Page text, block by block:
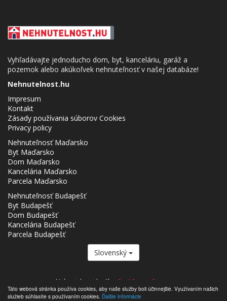
Táto webová stránka používa cookies, aby naše služby boli účinnejšie. Využívaním našich
služieb súhlasíte s používaním cookies. Ďalšie informácie
Vyhľadávajte jednoducho dom, byt, kanceláriu, garáž a
pozemok alebo akúkoľvek nehnuteľnosť v našej databáze!
Nehnutelnost.hu
Impresum
Kontakt
Zásady používania súborov Cookies
Privacy policy
Nehnuteľnosť Maďarsko
Byt Maďarsko
Dom Maďarsko
Kancelária Maďarsko
Parcela Maďarsko
Nehnuteľnosť Budapešť
Byt Budapešť
Dom Budapešť
Kancelária Budapešť
Parcela Budapešť
Slovenský
Nehnutelnost.hu člen Real Estate Group.